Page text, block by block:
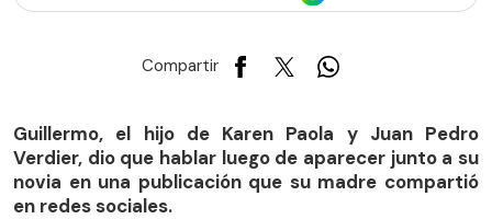
Compartir
Guillermo, el hijo de Karen Paola y Juan Pedro
Verdier, dio que hablar luego de aparecer junto a su
novia en una publicación que su madre compartió
en redes sociales.